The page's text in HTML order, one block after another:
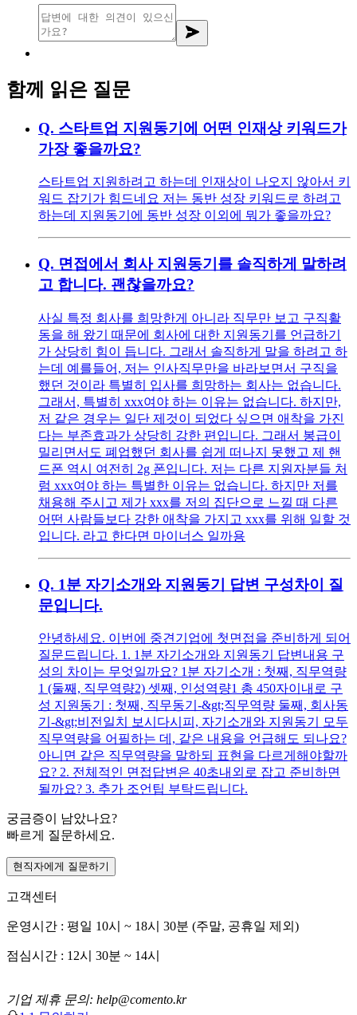
함께 읽은 질문
Q. 스타트업 지원동기에 어떤 인재상 키워드가
가장 좋을까요?
스타트업 지원하려고 하는데 인재상이 나오지 않아서 키
워드 잡기가 힘드네요 저는 동반 성장 키워드로 하려고
하는데 지원동기에 동반 성장 이외에 뭐가 좋을까요?
Q. 면접에서 회사 지원동기를 솔직하게 말하려
고 합니다. 괜찮을까요?
사실 특정 회사를 희망한게 아니라 직무만 보고 구직활
동을 해 왔기 때문에 회사에 대한 지원동기를 언급하기
가 상당히 힘이 듭니다. 그래서 솔직하게 말을 하려고 하
는데 예를들어, 저는 인사직무만을 바라보면서 구직을
했던 것이라 특별히 입사를 희망하는 회사는 없습니다.
그래서, 특별히 xxx여야 하는 이유는 없습니다. 하지만,
저 같은 경우는 일단 제것이 되었다 싶으면 애착을 가진
다는 부존효과가 상당히 강한 편입니다. 그래서 봉급이
밀리면서도 폐업했던 회사를 쉽게 떠나지 못했고 제 핸
드폰 역시 여전히 2g 폰입니다. 저는 다른 지원자분들 처
럼 xxx여야 하는 특별한 이유는 없습니다. 하지만 저를
채용해 주시고 제가 xxx를 저의 집단으로 느낄 때 다른
어떤 사람들보다 강한 애착을 가지고 xxx를 위해 일할 것
입니다. 라고 한다면 마이너스 일까용
Q. 1분 자기소개와 지원동기 답변 구성차이 질
문입니다.
안녕하세요. 이번에 중견기업에 첫면접을 준비하게 되어
질문드립니다. 1. 1분 자기소개와 지원동기 답변내용 구
성의 차이는 무엇일까요? 1분 자기소개 : 첫째, 직무역량
1 (둘째, 직무역량2) 셋째, 인성역량1 총 450자이내로 구
성 지원동기 : 첫째, 직무동기-&gt;직무역량 둘째, 회사동
기-&gt;비전일치 보시다시피, 자기소개와 지원동기 모두
직무역량을 어필하는 데, 같은 내용을 언급해도 되나요?
아니면 같은 직무역량을 말하되 표현을 다르게해야할까
요? 2. 전체적인 면접답변은 40초내외로 잡고 준비하면
될까요? 3. 추가 조언팁 부탁드립니다.
궁금증이 남았나요?
빠르게 질문하세요.
현직자에게 질문하기
고객센터
운영시간 : 평일 10시 ~ 18시 30분 (주말, 공휴일 제외)
점심시간 : 12시 30분 ~ 14시
기업 제휴 문의: help@comento.kr